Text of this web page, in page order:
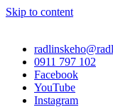
Skip to content
0911 797 102
Facebook
YouTube
Instagram